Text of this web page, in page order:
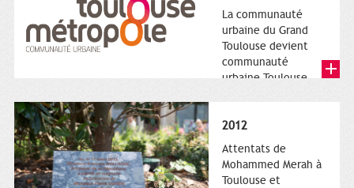
La communauté
urbaine du Grand
Toulouse devient
communauté
urbaine Toulouse
Métropole,
représentant l'anneau
de Moëbius.
2012
Attentats de
Mohammed Merah à
Toulouse et